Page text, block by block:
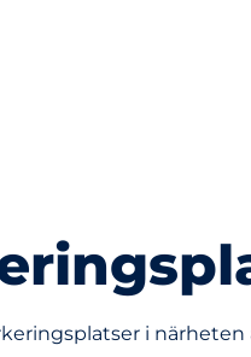
i närheten